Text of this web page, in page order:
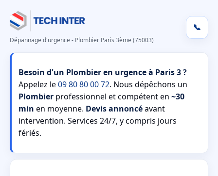
Dépannage d'urgence - Plombier Paris 3ème (75003)
📞
Besoin d'un Plombier en urgence à Paris 3 ?
Appelez le09 80 80 00 72. Nous dépêchons un
Plombier professionnel et compétent en ~30
min en moyenne. Devis annoncéavant
intervention. Services 24/7, y compris jours
fériés.